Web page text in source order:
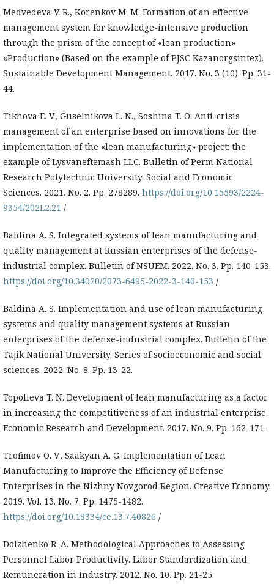
Medvedeva V. R., Korenkov M. M. Formation of an effective
management system for knowledge-intensive production
through the prism of the concept of «lean production»
«Production» (Based on the example of PJSC Kazanorgsintez).
Sustainable Development Management. 2017. No. 3 (10). Pp. 31-
44.
Tikhova E. V., Guselnikova L. N., Soshina T. O. Anti-crisis
management of an enterprise based on innovations for the
implementation of the «lean manufacturing» project: the
example of Lysvaneftemash LLC. Bulletin of Perm National
Research Polytechnic University. Social and Economic
Sciences. 2021. No. 2. Pp. 278289. https://doi.org/10.15593/2224-
9354/202L2.21 /
Baldina A. S. Integrated systems of lean manufacturing and
quality management at Russian enterprises of the defense-
industrial complex. Bulletin of NSUEM. 2022. No. 3. Pp. 140-153.
https://doi.org/10.34020/2073-6495-2022-3-140-153 /
Baldina A. S. Implementation and use of lean manufacturing
systems and quality management systems at Russian
enterprises of the defense-industrial complex. Bulletin of the
Tajik National University. Series of socioeconomic and social
sciences. 2022. No. 8. Pp. 13-22.
Topolieva T. N. Development of lean manufacturing as a factor
in increasing the competitiveness of an industrial enterprise.
Economic Research and Development. 2017. No. 9. Pp. 162-171.
Trofimov O. V., Saakyan A. G. Implementation of Lean
Manufacturing to Improve the Efficiency of Defense
Enterprises in the Nizhny Novgorod Region. Creative Economy.
2019. Vol. 13. No. 7. Pp. 1475-1482.
https://doi.org/10.18334/ce.13.7.40826 /
Dolzhenko R. A. Methodological Approaches to Assessing
Personnel Labor Productivity. Labor Standardization and
Remuneration in Industry. 2012. No. 10. Pp. 21-25.